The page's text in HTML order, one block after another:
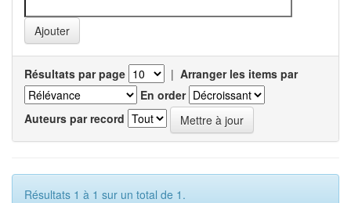
Résultats par page | Arranger les items par
En order
Auteurs par record
Résultats 1 à 1 sur un total de 1.